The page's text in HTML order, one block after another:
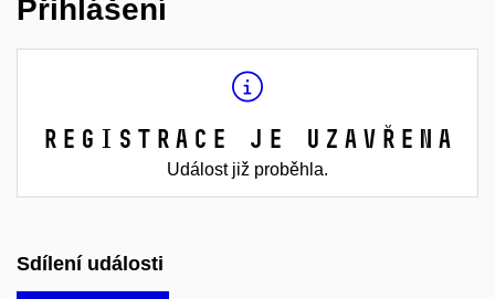
Přihlášení
Registrace je uzavřena
Událost již proběhla.
Sdílení události